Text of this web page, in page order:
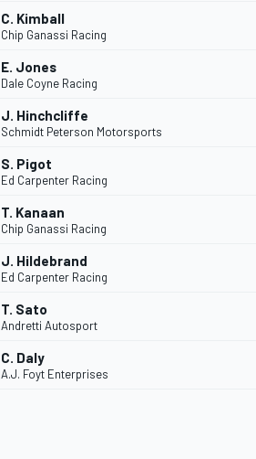
C. Kimball
Chip Ganassi Racing
E. Jones
Dale Coyne Racing
J. Hinchcliffe
Schmidt Peterson Motorsports
S. Pigot
Ed Carpenter Racing
T. Kanaan
Chip Ganassi Racing
J. Hildebrand
Ed Carpenter Racing
T. Sato
Andretti Autosport
C. Daly
A.J. Foyt Enterprises